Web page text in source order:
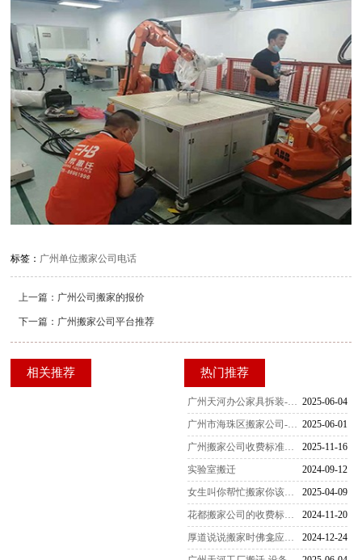
标签： 广州单位搬家公司电话
上一篇： 广州公司搬家的报价
下一篇： 广州搬家公司平台推荐
相关推荐 热门推荐
2025-06-04
2025-06-01
2025-11-16
2024-09-12
实验室搬迁
2025-04-09
2024-11-20
2024-12-24